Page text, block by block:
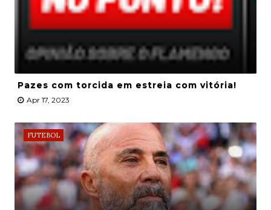
Pazes com torcida em estreia com vitória!
Apr 17, 2023
FUTEBOL